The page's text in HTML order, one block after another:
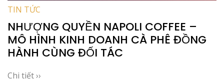
TIN TỨC
NHƯỢNG QUYỀN NAPOLI COFFEE –
MÔ HÌNH KINH DOANH CÀ PHÊ ĐỒNG
HÀNH CÙNG ĐỐI TÁC
Chi tiết ››